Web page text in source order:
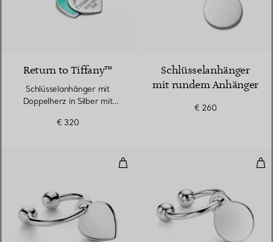
Return to Tiffany™
Schlüsselanhänger mit
Doppelherz in Silber mit
€ 320
Schlüsselanhänger
mit rundem Anhänger
€ 260
Schlüsselanhänger mit Herz